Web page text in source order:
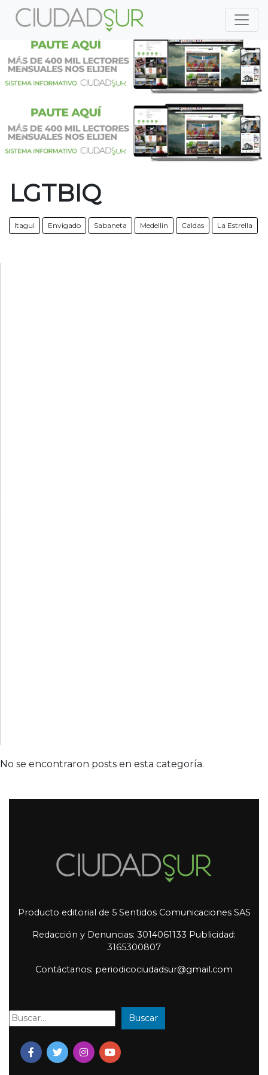
Previous
Previous
LGTBIQ
Itagui Envigado Sabaneta Medellin Caldas La Estrella
No se encontraron posts en esta categoría.
Producto editorial de 5 Sentidos Comunicaciones SAS
Redacción y Denuncias: 3014061133 Publicidad:
3165300807
Contáctanos: periodicociudadsur@gmail.com
Buscar: Buscar